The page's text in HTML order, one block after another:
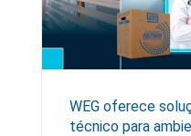
WEG oferece
técnico para